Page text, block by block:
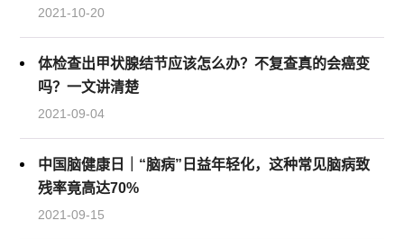
2021-10-20
体检查出甲状腺结节应该怎么办？不复查真的会癌变
吗？一文讲清楚
2021-09-04
中国脑健康日｜“脑病”日益年轻化，这种常见脑病致
残率竟高达70%
2021-09-15